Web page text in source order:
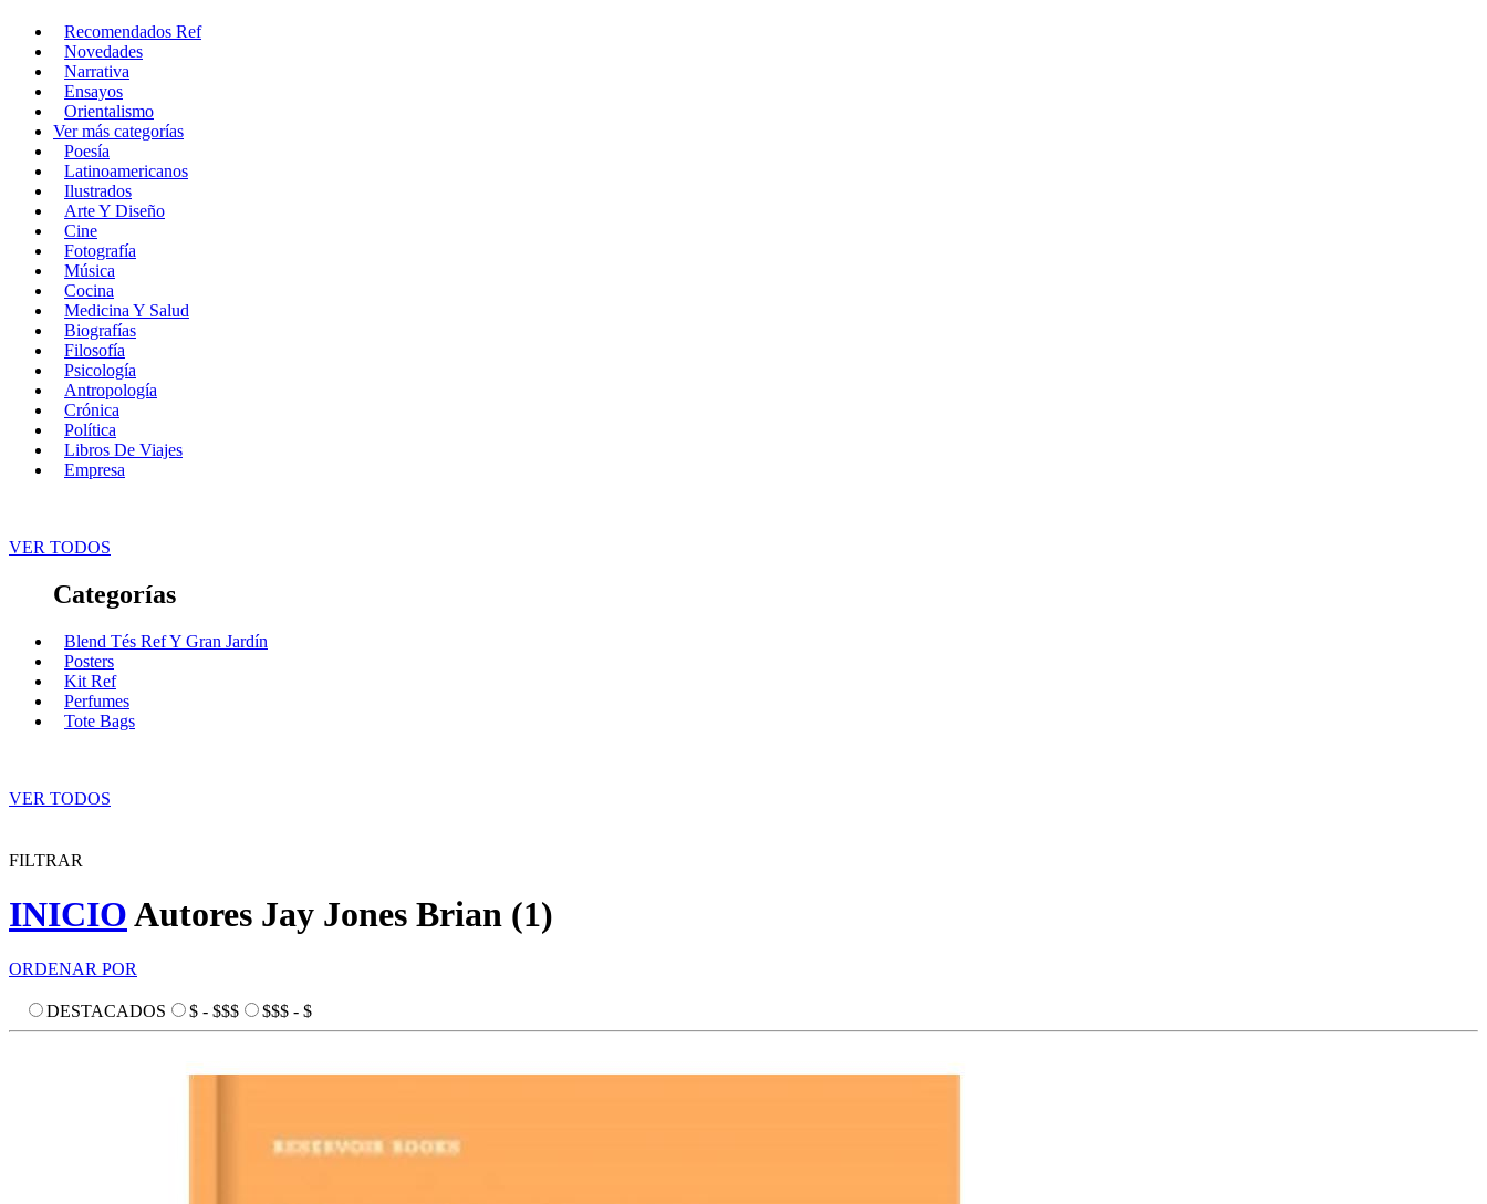
Recomendados Ref
Novedades
Narrativa
Ensayos
Orientalismo
Ver más categorías
Poesía
Latinoamericanos
Ilustrados
Arte Y Diseño
Cine
Fotografía
Música
Cocina
Medicina Y Salud
Biografías
Filosofía
Psicología
Antropología
Crónica
Política
Libros De Viajes
Empresa
VER TODOS
Categorías
Blend Tés Ref Y Gran Jardín
Posters
Kit Ref
Perfumes
Tote Bags
VER TODOS
FILTRAR
INICIOAutores Jay Jones Brian (1)
ORDENAR POR
DESTACADOS $ - $$$ $$$ - $